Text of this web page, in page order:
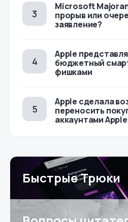
Microsoft
прорыв или
заявление?
Apple
бюджетный
фишками
Apple сделала
переносить
аккаунтами Apple
Быстрые Трюки